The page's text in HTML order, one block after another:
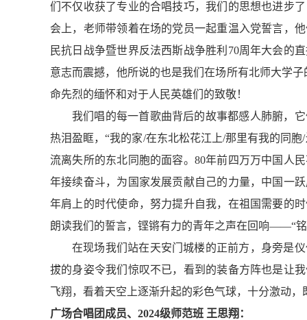
们不仅收获了专业的合唱技巧，我们的思想也进步
会上，老师带领着在场的党员一起重温入党誓言，
民抗日战争暨世界反法西斯战争胜利70周年大会的
意志而震撼，他所说的也是我们在场所有北师大学
命先烈的缅怀和对于人民英雄们的致敬！
我们唱的每一首歌曲背后的故事都感人肺腑，
热泪盈眶，“我的家/在东北松花江上/那里有我的同
流离失所的东北同胞的面容。80年前四万万中国人
年接续奋斗，为国家发展贡献自己的力量，中国一
年肩上的时代使命，努力提升自我，在祖国需要的
朗读我们的誓言，铿锵有力的青年之声在回响——“
在现场我们站在天安门城楼的正前方，身旁是
拔的身姿令我们惊叹不已，看到的装备方阵也是让
飞翔，看着天空上逐渐升起的彩色气球，十分激动
广场合唱团成员、2024级师范班 王思翔：